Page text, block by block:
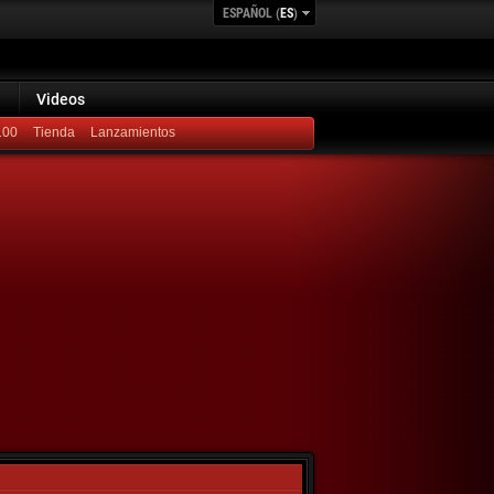
ESPAÑOL (ES)
Videos
Lanzamientos